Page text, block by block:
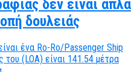
δεν είναι απλά
δουλειάς